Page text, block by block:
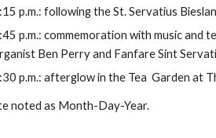
p.m.: following the St. Servatius
p.m.: commemoration with music and
Ben Perry and Fanfare Sint
p.m.: afterglow in the Tea Garden at
noted as Month-Day-Year.